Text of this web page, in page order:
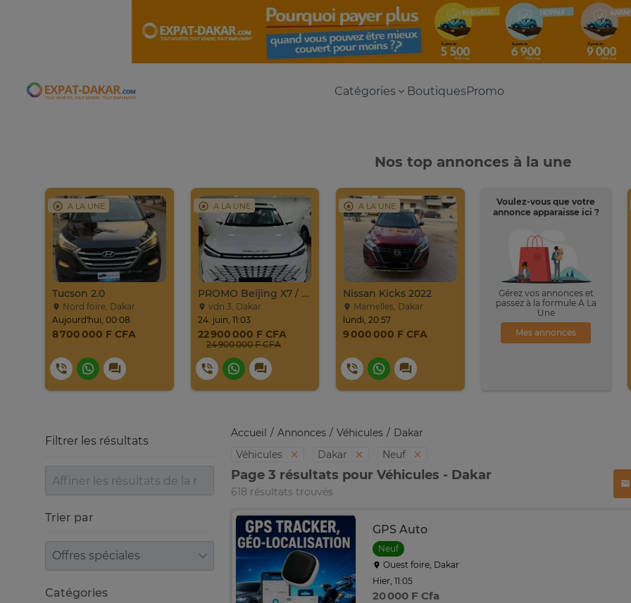
Expat-Dakar Catégories BoutiquesPromo
Nos top annonces à la une
A LA UNE
Tucson 2.0
Nord foire, Dakar
Aujourd'hui, 00:08
8 700 000 F CFA
A LA UNE
PROMO Beijing X7 / 2025
vdn 3, Dakar
24. juin, 11:03
22 900 000 F CFA
24 900 000 F CFA
A LA UNE
Nissan Kicks 2022
Mamelles, Dakar
lundi, 20:57
9 000 000 F CFA
Voulez-vous que votre
annonce apparaisse ici ?
Gérez vos annonces et
passez à la formule A La
Une
Mes annonces
Accueil Annonces Véhicules
Dakar
Véhicules
Dakar Neuf
Page 3 résultats pour Véhicules - Dakar
618 résultats trouvés
GPS Auto
Neuf
Ouest foire, Dakar
Hier, 11:05
20 000 F Cfa
Filtrer les résultats
Trier par
Trier par
Catégories